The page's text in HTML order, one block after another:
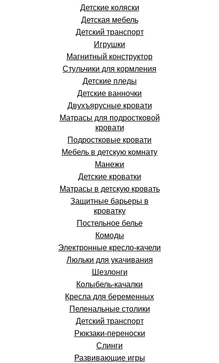
Детские коляски
Детская мебель
Детский транспорт
Игрушки
Магнитный конструктор
Стульчики для кормления
Детские пледы
Детские ванночки
Двухъярусные кровати
Матрасы для подростковой
кровати
Подростковые кровати
Мебель в детскую комнату
Манежи
Детские кроватки
Матрасы в детскую кровать
Защитные барьеры в
кроватку
Постельное белье
Комоды
Электронные кресло-качели
Люльки для укачивания
Шезлонги
Колыбель-качалки
Кресла для беременных
Пеленальные столики
Детский транспорт
Рюкзаки-переноски
Слинги
Развивающие игры